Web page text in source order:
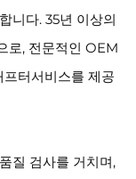
니다. 35년 이상의
로, 전문적인 OEM
터서비스를 제공
질 검사를 거치며,